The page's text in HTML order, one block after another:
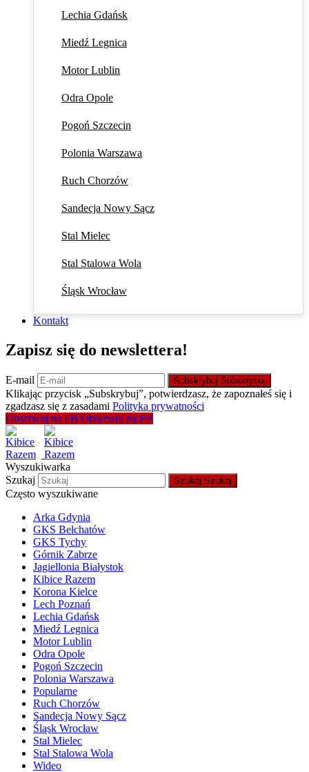
Lechia Gdańsk
Miedź Legnica
Motor Lublin
Odra Opole
Pogoń Szczecin
Polonia Warszawa
Ruch Chorzów
Sandecja Nowy Sącz
Stal Mielec
Stal Stalowa Wola
Śląsk Wrocław
Kontakt
Zapisz się do newslettera!
E-mail Subskrybuj Subskrybuj
Klikając przycisk „Subskrybuj”, potwierdzasz, że zapoznałeś się i
zgadzasz się z zasadami Polityka prywatności
Obserwuj na FB Obserwuj na FB
Wyszukiwarka
Szukaj
Szukaj Szukaj
Często wyszukiwane
Arka Gdynia
GKS Bełchatów
GKS Tychy
Górnik Zabrze
Jagiellonia Białystok
Kibice Razem
Korona Kielce
Lech Poznań
Lechia Gdańsk
Miedź Legnica
Motor Lublin
Odra Opole
Pogoń Szczecin
Polonia Warszawa
Popularne
Ruch Chorzów
Sandecja Nowy Sącz
Śląsk Wrocław
Stal Mielec
Stal Stalowa Wola
Wideo